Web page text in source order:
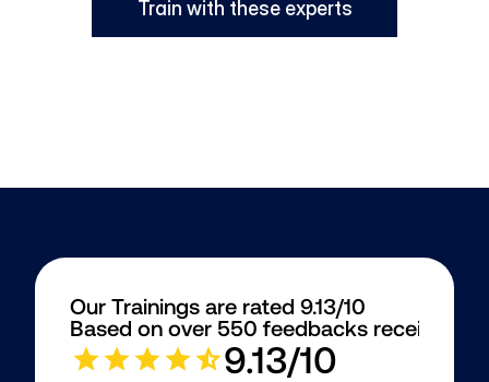
Train with these experts
Our Trainings are rated 9.13/10
Based on over 550 feedbacks received
9.13/10